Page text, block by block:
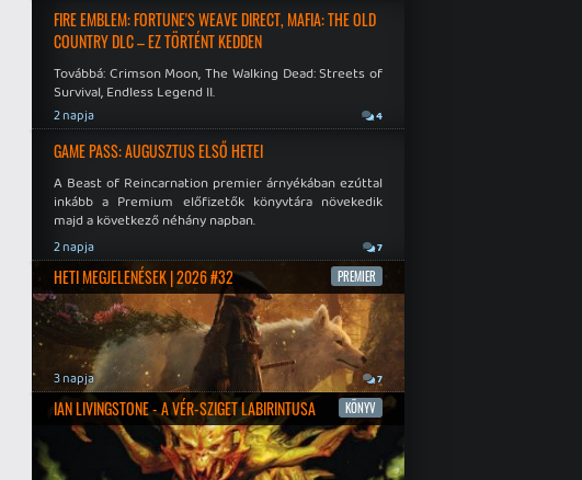
FIRE EMBLEM: FORTUNE'S WEAVE DIRECT, MAFIA: THE OLD
COUNTRY DLC – EZ TÖRTÉNT KEDDEN
Továbbá: Crimson Moon, The Walking Dead: Streets of
Survival, Endless Legend II.
2 napja 4
GAME PASS: AUGUSZTUS ELSŐ HETEI
A Beast of Reincarnation premier árnyékában ezúttal
inkább a Premium előfizetők könyvtára növekedik
majd a következő néhány napban.
2 napja 7
HETI MEGJELENÉSEK | 2026 #32 PREMIER
3 napja 7
IAN LIVINGSTONE - A VÉR-SZIGET LABIRINTUSA KÖNYV